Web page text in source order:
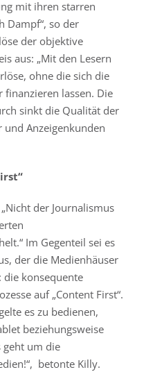
mit ihren starren
Dampf“, so der
der objektive
aus: „Mit den Lesern
ohne die sich die
lassen. Die
sinkt die Qualität der
Anzeigenkunden
der Journalismus
Im Gegenteil sei es
der die Medienhäuser
die konsequente
auf „Content First“.
es zu bedienen,
beziehungsweise
geht um die
betonte Killy.